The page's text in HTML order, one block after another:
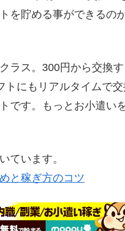
を貯める事ができるの
ラス。300円から交換
トにもリアルタイムで
です。もっとお小遣い
ています。
と稼ぎ方のコツ